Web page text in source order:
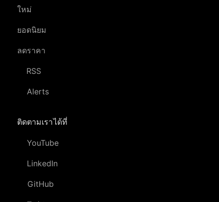
ใหม่
ยอดนิยม
ลดราคา
RSS
Alerts
ติดตามเราได้ที่
YouTube
LinkedIn
GitHub